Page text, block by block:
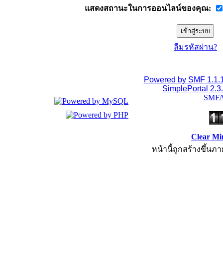
แสดงสถานะในการออนไลน์ของคุณ:
ลืมรหัสผ่าน?
Powered by SMF
SimplePortal
Clear
หน้านี้ถูกสร้างขึ้นภา